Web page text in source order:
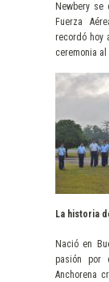
Newbery se
Fuerza
recordó hoy
ceremonia
La historia
Nació en
pasión por
Anchorena